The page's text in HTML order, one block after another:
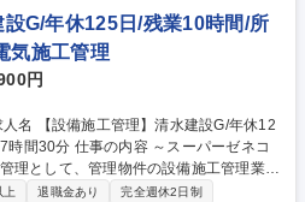
業務,概略設計,予備設計,施工計画書作成
オープンポジション/無期雇用派遣
設G/年休125日/残業10時間/所
気施工管理
円
スーパーゼネコ
理として、管理物件の設備施工管理業務
上 退職金あり
完全週休2日制